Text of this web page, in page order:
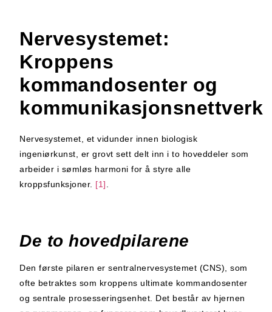
Nervesystemet:
Kroppens
kommandosenter og
kommunikasjonsnettverk
Nervesystemet, et vidunder innen biologisk
ingeniørkunst, er grovt sett delt inn i to hoveddeler som
arbeider i sømløs harmoni for å styre alle
kroppsfunksjoner. [1]
De to hovedpilarene
Den første pilaren er sentralnervesystemet (CNS), som
ofte betraktes som kroppens ultimate kommandosenter
og sentrale prosesseringsenhet. Det består av hjernen